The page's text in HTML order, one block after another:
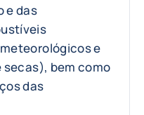
e das
e
bem como
das